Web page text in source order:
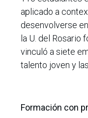
aplicado a
desenvolverse
la U. del
vinculó a siete
talento joven y
Formación con